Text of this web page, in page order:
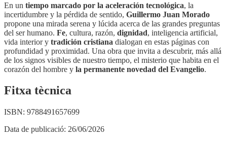
En un tiempo marcado por la aceleración tecnológica, la
incertidumbre y la pérdida de sentido, Guillermo Juan Morado
propone una mirada serena y lúcida acerca de las grandes preguntas
del ser humano. Fe, cultura, razón, dignidad, inteligencia artificial,
vida interior y tradición cristiana dialogan en estas páginas con
profundidad y proximidad. Una obra que invita a descubrir, más allá
de los signos visibles de nuestro tiempo, el misterio que habita en el
corazón del hombre y la permanente novedad del Evangelio.
Fitxa tècnica
ISBN: 9788491657699
Data de publicació: 26/06/2026